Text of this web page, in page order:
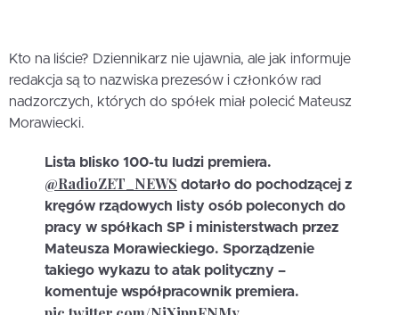
Kto na liście? Dziennikarz nie ujawnia, ale jak informuje
redakcja są to nazwiska prezesów i członków rad
nadzorczych, których do spółek miał polecić Mateusz
Morawiecki.
Lista blisko 100-tu ludzi premiera.
@RadioZET_NEWS dotarło do pochodzącej z
kręgów rządowych listy osób poleconych do
pracy w spółkach SP i ministerstwach przez
Mateusza Morawieckiego. Sporządzenie
takiego wykazu to atak polityczny –
komentuje współpracownik premiera.